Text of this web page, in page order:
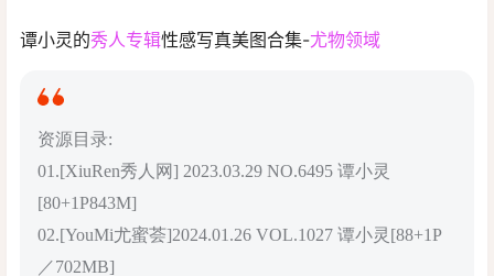
谭小灵的秀人专辑性感写真美图合集-尤物领域
资源目录:
01.[XiuRen秀人网] 2023.03.29 NO.6495 谭小灵
[80+1P843M]
02.[YouMi尤蜜荟]2024.01.26 VOL.1027 谭小灵[88+1P
／702MB]